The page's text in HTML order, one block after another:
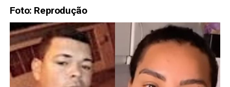
Foto: Reprodução